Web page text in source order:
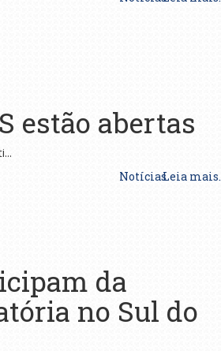
estão abertas
NotíciasLeia
da
no Sul do